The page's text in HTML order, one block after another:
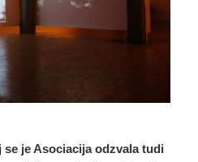
je Asociacija odzvala tudi